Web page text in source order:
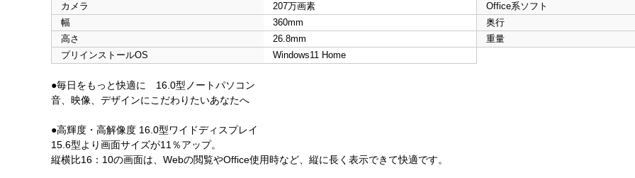
カメラ
207万画素 Office系ソフト
幅
360mm 奥行
高さ
26.8mm 重量
プリインストールOS
Windows11 Home
●毎日をもっと快適に 16.0型ノートパソコン
音、映像、デザインにこだわりたいあなたへ
●高輝度・高解像度 16.0型ワイドディスプレイ
15.6型より画面サイズが11％アップ。
縦横比16：10の画面は、Webの閲覧やOffice使用時など、縦に長く表示できて快適です。